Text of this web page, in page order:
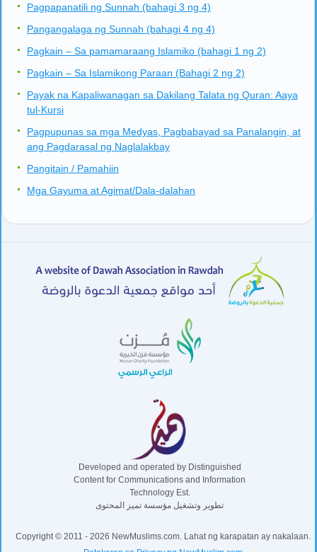
Pagpapanatili ng Sunnah (bahagi 3 ng 4)
Pangangalaga ng Sunnah (bahagi 4 ng 4)
Pagkain – Sa pamamaraang Islamiko (bahagi 1 ng 2)
Pagkain – Sa Islamikong Paraan (Bahagi 2 ng 2)
Payak na Kapaliwanagan sa Dakilang Talata ng Quran: Aaya
tul-Kursi
Pagpupunas sa mga Medyas, Pagbabayad sa Panalangin, at
ang Pagdarasal ng Naglalakbay
Pangitain / Pamahiin
Mga Gayuma at Agimat/Dala-dalahan
Developed and operated by Distinguished
Content for Communications and Information
Technology Est.
تطوير وتشغيل مؤسسة تميز المحتوى
Copyright © 2011 - 2026 NewMuslims.com. Lahat ng karapatan ay nakalaan.